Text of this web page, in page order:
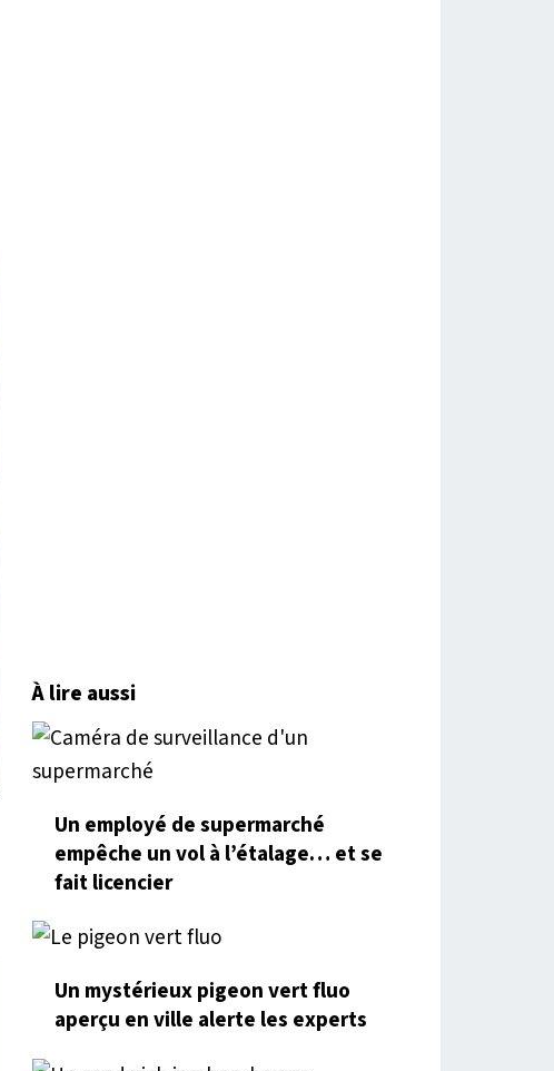
À lire aussi
Un employé de supermarché
empêche un vol à l’étalage… et se
fait licencier
Un mystérieux pigeon vert fluo
aperçu en ville alerte les experts